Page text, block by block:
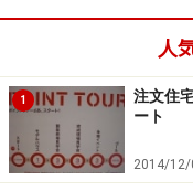
人
1
注文住
ート
2014/12/